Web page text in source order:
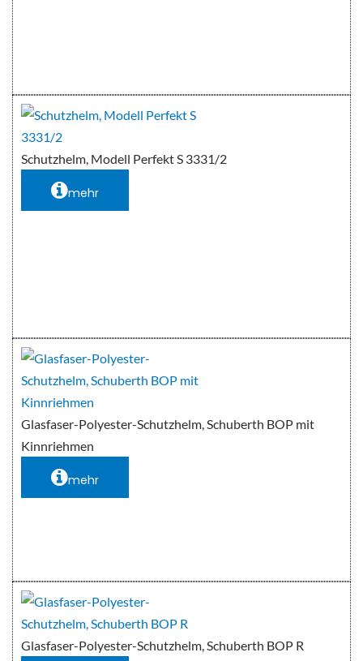
Schutzhelm, Modell Perfekt S 3331/2
mehr
Glasfaser-Polyester-Schutzhelm, Schuberth BOP mit
Kinnriehmen
mehr
Glasfaser-Polyester-Schutzhelm, Schuberth BOP R